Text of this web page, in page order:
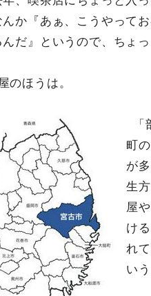
んか『あぁ、こうやって
んだ』というので、ちょ
のほうは。
町
が
生
屋
け
れ
い